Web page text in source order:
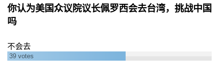
你认为美国众议院议长佩罗西会去台湾，挑战中国
吗
不会去
39 votes